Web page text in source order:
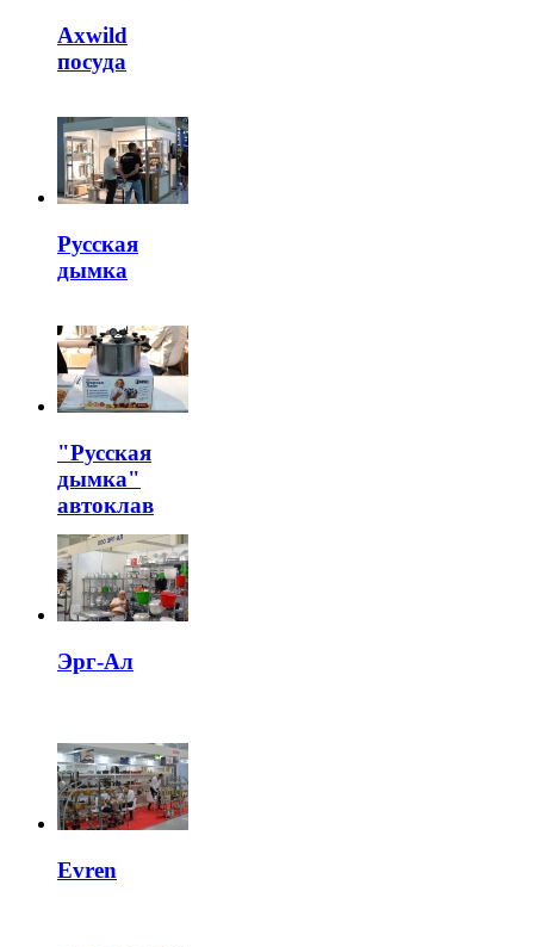
Axwild
посуда
Русская
дымка
"Русская
дымка"
автоклав
Эрг-Ал
Evren